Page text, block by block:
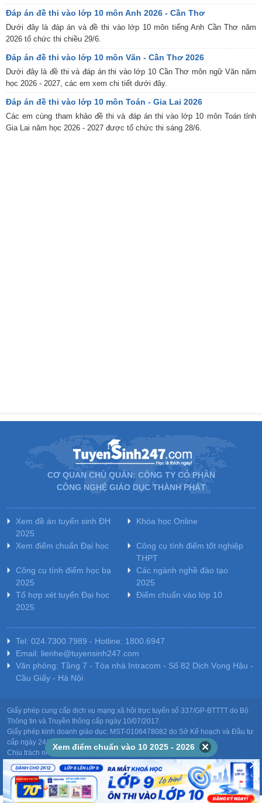
Đáp án đề thi vào lớp 10 môn Anh 2026 - Cần Thơ
Dưới đây là đáp án và đề thi vào lớp 10 môn tiếng Anh Cần Thơ năm
2026 tổ chức thi chiều 29/6.
Đáp án đề thi vào lớp 10 môn Văn - Cần Thơ 2026
Dưới đây là đề thi và đáp án thi vào lớp 10 Cần Thơ môn ngữ Văn năm
học 2026 - 2027, các em xem chi tiết dưới đây.
Đáp án đề thi vào lớp 10 môn Toán - Gia Lai 2026
Các em cùng tham khảo đề thi và đáp án thi vào lớp 10 môn Toán tỉnh
Gia Lai năm học 2026 - 2027 được tổ chức thi sáng 28/6.
CƠ QUAN CHỦ QUẢN: CÔNG TY CỔ PHẦN
CÔNG NGHỆ GIÁO DỤC THÀNH PHÁT
Xem đề án tuyển sinh ĐH
2025
Khóa học Online
Xem điểm chuẩn Đại học
Công cụ tính điểm tốt nghiệp
THPT
Công cụ tính điểm học bạ
2025
Các ngành nghề đào tạo
2025
Tổ hợp xét tuyển Đại học
2025
Điểm chuẩn vào lớp 10
Tel: 024.7300.7989 - Hotline: 1800.6947
Email: lienhe@tuyensinh247.com
Văn phòng: Tầng 7 - Tòa nhà Intracom - Số 82 Dịch Vọng Hậu -
Cầu Giấy - Hà Nội
Giấy phép cung cấp dịch vụ mạng xã hội trực tuyến số 337/GP-BTTTT do Bộ
Thông tin và Truyền thông cấp ngày 10/07/2017.
Giấy phép kinh doanh giáo dục: MST-0106478082 do Sở Kế hoạch và Đầu tư
cấp ngày 24/10/2011.
Chịu trách nhiệm nội dung: Phạm Đức Tuệ.
Xem điểm chuẩn vào 10 2025 - 2026